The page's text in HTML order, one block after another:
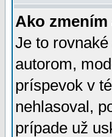
Ako
Je to
autorom,
príspevok v
nehlasoval,
prípade už